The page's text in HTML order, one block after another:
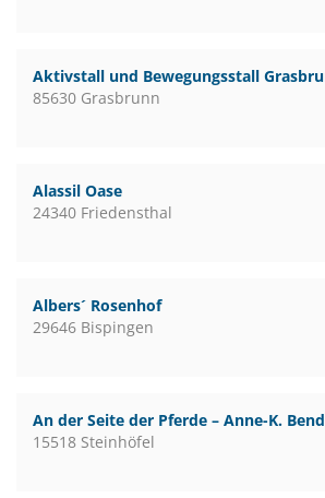
Aktivstall und Bewegungsstall
85630 Grasbrunn
Alassil Oase
24340 Friedensthal
Albers´ Rosenhof
29646 Bispingen
An der Seite der Pferde – Anne-K.
15518 Steinhöfel